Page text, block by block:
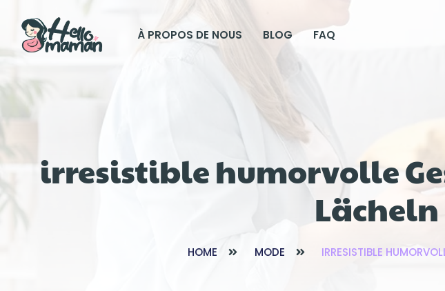
À PROPOS DE NOUS BLOG FAQ
irresistible humorvolle
HOME MODE IRRESISTIBLE